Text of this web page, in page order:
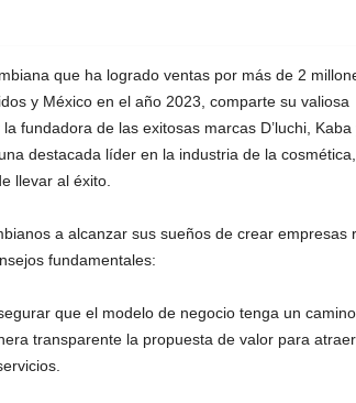
que ha logrado ventas por más de 2
y México en el año 2023, comparte su valiosa
fundadora de las exitosas marcas D’luchi, Kaba
destacada líder en la industria de la cosmética,
llevar al éxito.
a alcanzar sus sueños de crear empresas
fundamentales:
que el modelo de negocio tenga un
transparente la propuesta de valor para